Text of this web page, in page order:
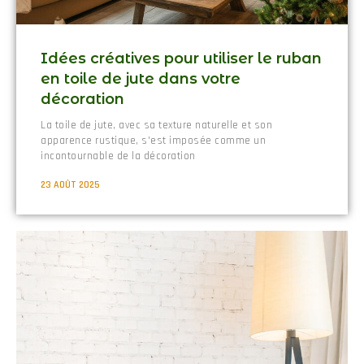
Idées créatives pour utiliser le ruban
en toile de jute dans votre
décoration
La toile de jute, avec sa texture naturelle et son
apparence rustique, s'est imposée comme un
incontournable de la décoration
23 AOÛT 2025